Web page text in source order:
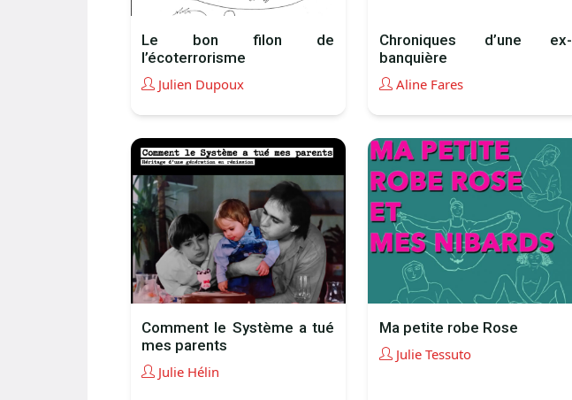
Le bon filon de
l’écoterrorisme
Julien Dupoux
Chroniques d’une ex-
banquière
Aline Fares
Comment le Système a tué
mes parents
Julie Hélin
Ma petite robe Rose
Julie Tessuto